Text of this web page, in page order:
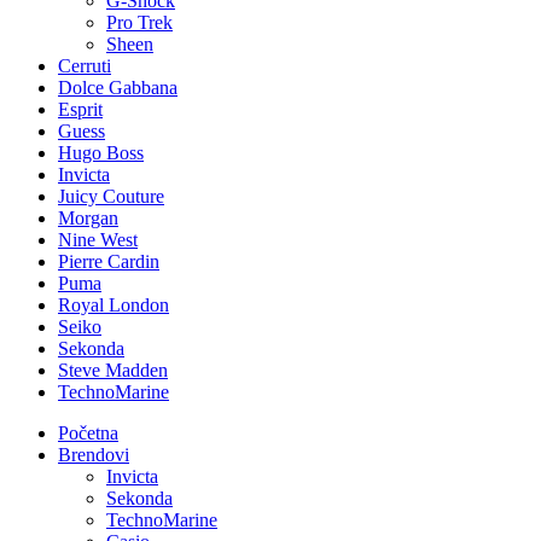
Pro Trek
Sheen
Cerruti
Dolce Gabbana
Esprit
Guess
Hugo Boss
Invicta
Juicy Couture
Morgan
Nine West
Pierre Cardin
Puma
Royal London
Seiko
Sekonda
Steve Madden
TechnoMarine
Početna
Brendovi
Invicta
Sekonda
TechnoMarine